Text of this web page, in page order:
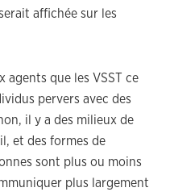
affichée sur les
agents que les VSST ce
pervers avec des
il y a des milieux de
et des formes de
sont plus ou moins
plus largement